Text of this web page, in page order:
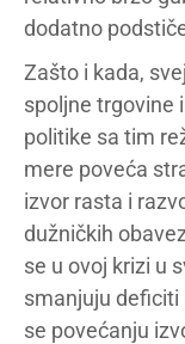
dodatno
Zašto i kada,
spoljne trgovine
politike sa tim
mere poveća
izvor rasta i
dužničkih
se u ovoj krizi u
smanjuju
se povećanju